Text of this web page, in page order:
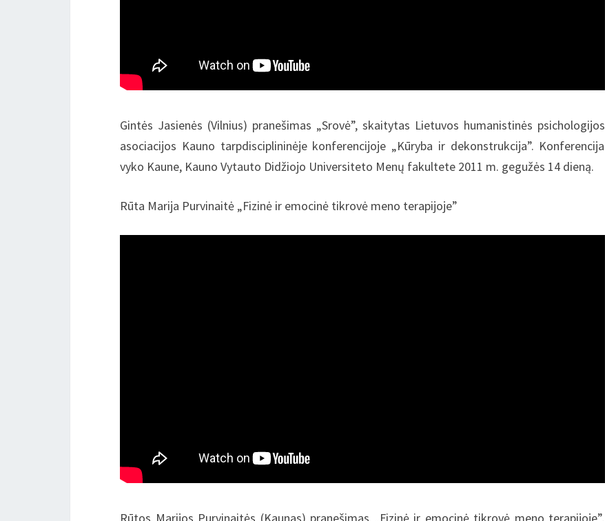
Gintės Jasienės (Vilnius) pranešimas „Srovė”, skaitytas Lietuvos humanistinės psichologijos
asociacijos Kauno tarpdisciplininėje konferencijoje „Kūryba ir dekonstrukcija”. Konferencija
vyko Kaune, Kauno Vytauto Didžiojo Universiteto Menų fakultete 2011 m. gegužės 14 dieną.
Rūta Marija Purvinaitė „Fizinė ir emocinė tikrovė meno terapijoje”